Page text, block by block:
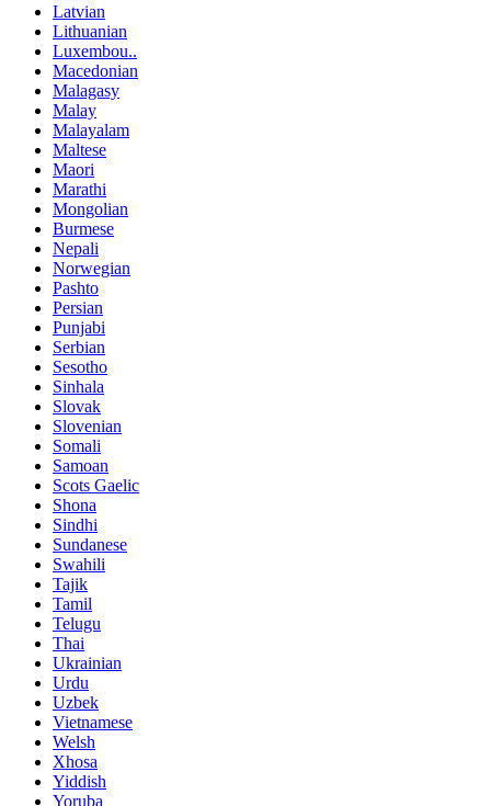
Latvian
Lithuanian
Luxembou..
Macedonian
Malagasy
Malay
Malayalam
Maltese
Maori
Marathi
Mongolian
Burmese
Nepali
Norwegian
Pashto
Persian
Punjabi
Serbian
Sesotho
Sinhala
Slovak
Slovenian
Somali
Samoan
Scots Gaelic
Shona
Sindhi
Sundanese
Swahili
Tajik
Tamil
Telugu
Thai
Ukrainian
Urdu
Uzbek
Vietnamese
Welsh
Xhosa
Yiddish
Yoruba